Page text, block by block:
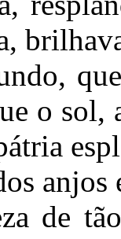
o sol,
anjos
de